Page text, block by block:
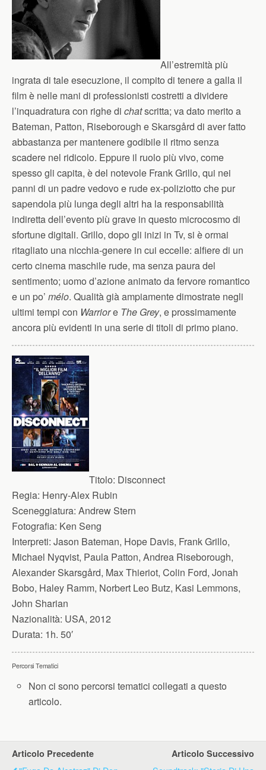
All’estremità più
ingrata di tale esecuzione, il compito di tenere a galla il
film è nelle mani di professionisti costretti a dividere
l’inquadratura con righe di chatscritta; va dato merito a
Bateman, Patton, Riseborough e Skarsgård di aver fatto
abbastanza per mantenere godibile il ritmo senza
scadere nel ridicolo. Eppure il ruolo più vivo, come
spesso gli capita, è del notevole Frank Grillo, qui nei
panni di un padre vedovo e rude ex-poliziotto che pur
sapendola più lunga degli altri ha la responsabilità
indiretta dell’evento più grave in questo microcosmo di
sfortune digitali. Grillo, dopo gli inizi in Tv, si è ormai
ritagliato una nicchia-genere in cui eccelle: alfiere di un
certo cinema maschile rude, ma senza paura del
sentimento; uomo d’azione animato da fervore romantico
e un po’ mélo. Qualità già ampiamente dimostrate negli
ultimi tempi con Warriore The Grey, e prossimamente
ancora più evidenti in una serie di titoli di primo piano.
Titolo: Disconnect
Regia: Henry-Alex Rubin
Sceneggiatura: Andrew Stern
Fotografia: Ken Seng
Interpreti: Jason Bateman, Hope Davis, Frank Grillo,
Michael Nyqvist, Paula Patton, Andrea Riseborough,
Alexander Skarsgård, Max Thieriot, Colin Ford, Jonah
Bobo, Haley Ramm, Norbert Leo Butz, Kasi Lemmons,
John Sharian
Nazionalità: USA, 2012
Durata: 1h. 50′
Percorsi Tematici
Non ci sono percorsi tematici collegati a questo
articolo.
Articolo Precedente Articolo Successivo